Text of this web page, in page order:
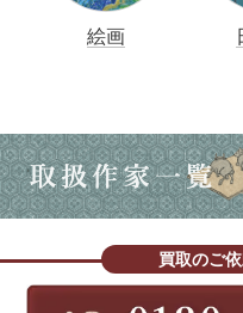
絵画
買取のご